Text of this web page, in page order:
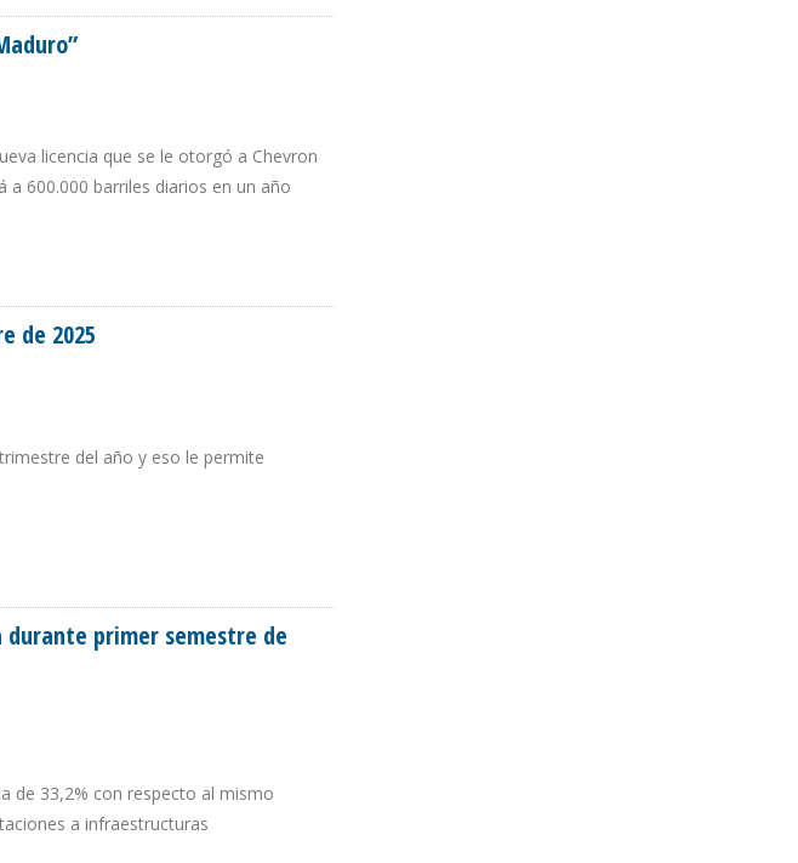
licencia que se le otorgó a Chevron
600.000 barriles diarios en un año
de 2025
del año y eso le permite
durante primer semestre de
de 33,2% con respecto al mismo
a infraestructuras